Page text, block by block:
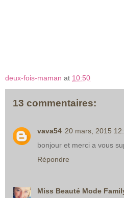
deux-fois-maman at 10:50
13 commentaires:
vava54 20 mars, 2015
bonjour et merci a vous
Répondre
Miss Beauté Mode